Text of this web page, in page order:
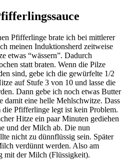
Pfifferlinge brate ich bei mittlerer
meinen Induktionsherd zeitweise
etwas “wässern”. Dadurch
statt braten. Wenn die Pilze
sind, gebe ich die gewürfelte 1/2
auf Stufe 3 von 10 und lasse die
Dann gebe ich noch etwas Butter
damit eine helle Mehlschwitze. Dass
die Pfifferlinge legt ist kein Problem.
Hitze ein paar Minuten gediehen
und der Milch ab. Die nun
nicht zu dünnflüssig sein. Später
verdünnt werden. Also am
mit der Milch (Flüssigkeit).